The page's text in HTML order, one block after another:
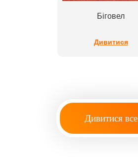
Біговел
Дивитися
Дивитися все